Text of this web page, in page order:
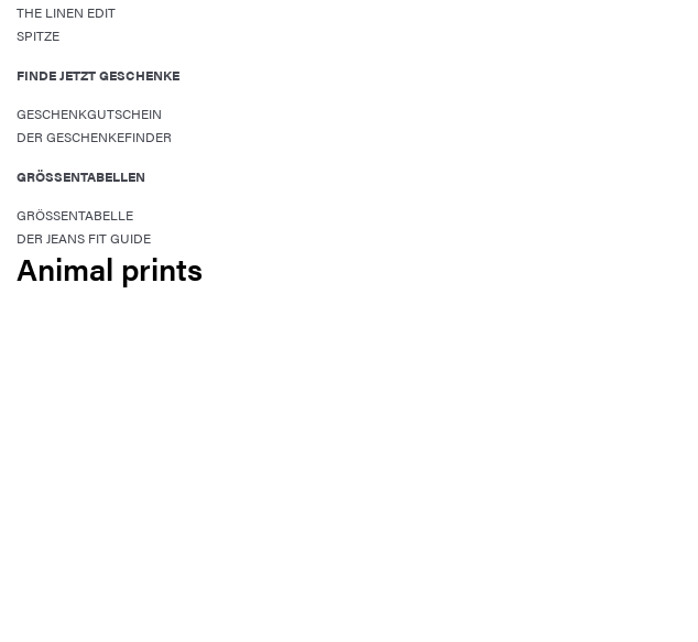
THE LINEN EDIT
SPITZE
FINDE JETZT GESCHENKE
GESCHENKGUTSCHEIN
DER GESCHENKEFINDER
GRÖSSENTABELLEN
GRÖSSENTABELLE
DER JEANS FIT GUIDE
Animal prints